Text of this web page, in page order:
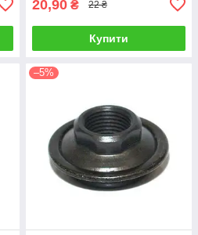
20,90 ₴ 22 ₴
Купити
–5%